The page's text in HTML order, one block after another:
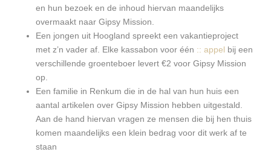
en hun bezoek en de inhoud hiervan maandelijks
overmaakt naar Gipsy Mission.
Een jongen uit Hoogland spreekt een vakantieproject
met z’n vader af. Elke kassabon voor één :: appel bij een
verschillende groenteboer levert €2 voor Gipsy Mission
op.
Een familie in Renkum die in de hal van hun huis een
aantal artikelen over Gipsy Mission hebben uitgestald.
Aan de hand hiervan vragen ze mensen die bij hen thuis
komen maandelijks een klein bedrag voor dit werk af te
staan